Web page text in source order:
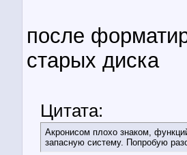
после
старых диска
Цитата:
Акронисом плохо знаком,
запасную систему. Попробую